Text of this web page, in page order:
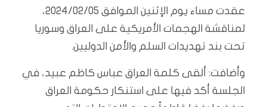
عقدت مساء يوم الإثنين الموافق 2024/02/05،
لمناقشة الهجمات الأمريكية على العراق وسوريا
تحت بند تهديدات السلم والأمن الدوليين.
وأضافت: ألقى كلمة العراق عباس كاظم عبيد، في
الجلسة أكد فيها على استنكار حكومة العراق